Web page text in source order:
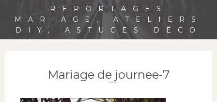
REPORTAGES
MARIAGE, ATELIERS
DIY, ASTUCES DÉCO
Mariage de journee-7